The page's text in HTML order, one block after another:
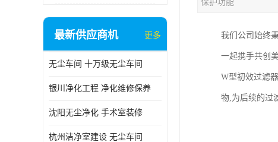
最新供应商机 更多
无尘车间 十万级无尘车间
银川净化工程 净化维修保养
沈阳无尘净化 手术室装修
杭州洁净室建设 无尘车间
保护功能
我们公司始终
一起携手共创
W型初效过滤
物,为后续的过